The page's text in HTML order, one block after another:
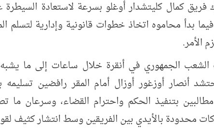
فريق كمال كليتشدار أوغلو بسرعة لاستعادة
بدأ محاموه اتخاذ خطوات قانونية وإدارية لتسلم
الأمر.
الجمهوري في أنقرة خلال ساعات إلى ما
أنصار أوزغور أوزال أمام المقر رافضين تسليمه
بتنفيذ الحكم واحترام القضاء، وسرعان ما
محدودة بالأيدي بين الفريقين وسط انتشار كثيف